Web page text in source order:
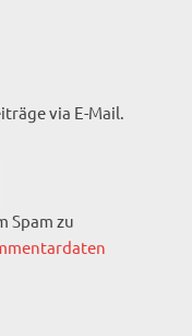
via E-Mail.
Spam zu